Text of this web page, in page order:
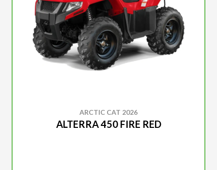
ARCTIC CAT 2026
ALTERRA 450 FIRE RED